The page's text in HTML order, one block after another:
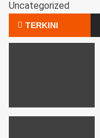
Uncategorized
TERKINI